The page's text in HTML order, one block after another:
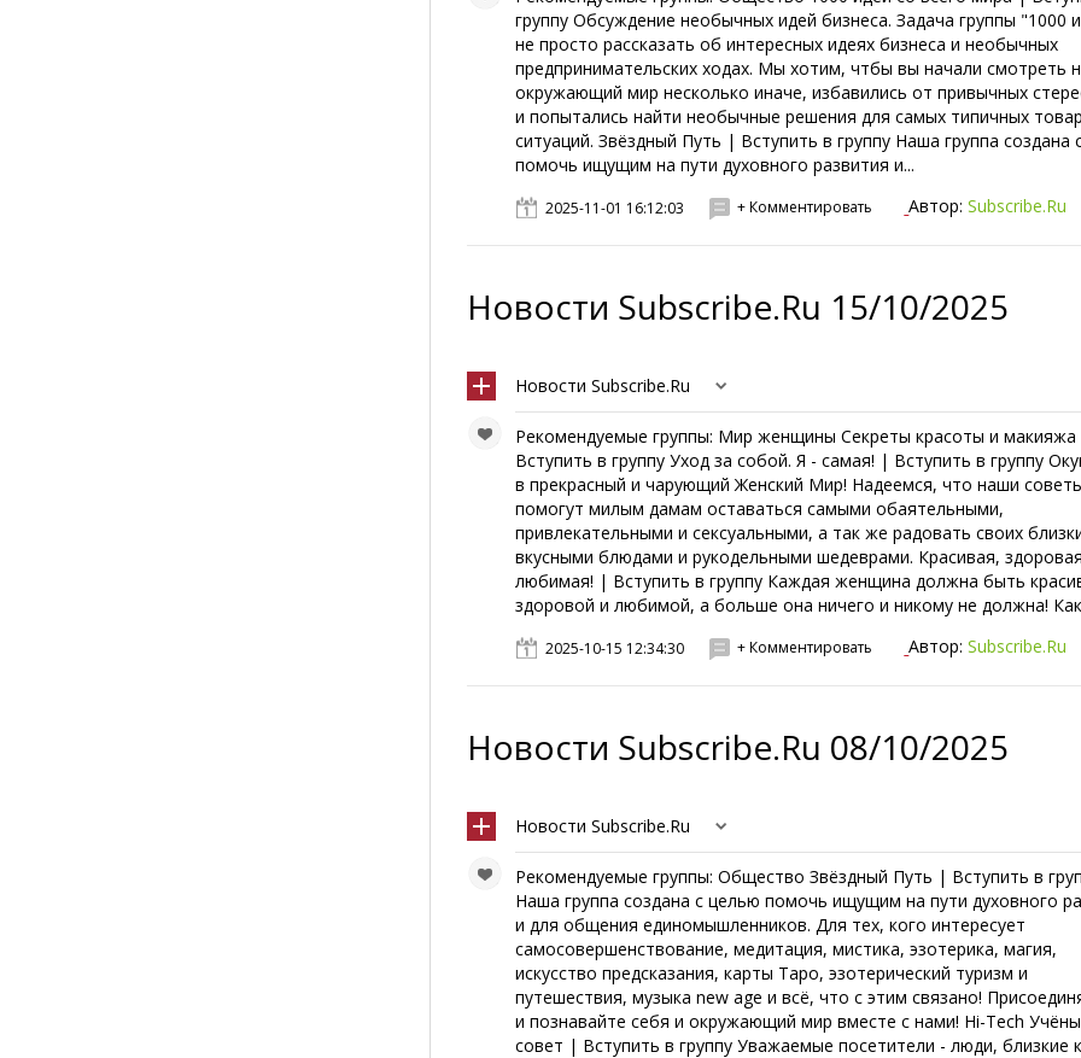
группу Обсуждение необычных идей бизнеса. Задача группы "1000
не просто рассказать об интересных идеях бизнеса и необычных
предпринимательских ходах. Мы хотим, чтбы вы начали смотреть
окружающий мир несколько иначе, избавились от привычных
и попытались найти необычные решения для самых типичных
ситуаций. Звёздный Путь | Вступить в группу Наша группа создана
помочь ищущим на пути духовного развития и...
2025-11-01 16:12:03 + Комментировать Автор:Subscribe.Ru
Новости Subscribe.Ru 15/10/2025
Новости Subscribe.Ru
Рекомендуемые группы: Мир женщины Секреты красоты и макияжа
Вступить в группу Уход за собой. Я - самая! | Вступить в группу
в прекрасный и чарующий Женский Мир! Надеемся, что наши
помогут милым дамам оставаться самыми обаятельными,
привлекательными и сексуальными, а так же радовать своих
вкусными блюдами и рукодельными шедеврами. Красивая,
любимая! | Вступить в группу Каждая женщина должна быть
здоровой и любимой, а больше она ничего и никому не должна! Как
2025-10-15 12:34:30 + Комментировать Автор:Subscribe.Ru
Новости Subscribe.Ru 08/10/2025
Новости Subscribe.Ru
Рекомендуемые группы: Общество Звёздный Путь | Вступить в
Наша группа создана с целью помочь ищущим на пути духовного
и для общения единомышленников. Для тех, кого интересует
самосовершенствование, медитация, мистика, эзотерика, магия,
искусство предсказания, карты Таро, эзотерический туризм и
путешествия, музыка new age и всё, что с этим связано!
и познавайте себя и окружающий мир вместе с нами! Hi-Tech
совет | Вступить в группу Уважаемые посетители - люди, близкие